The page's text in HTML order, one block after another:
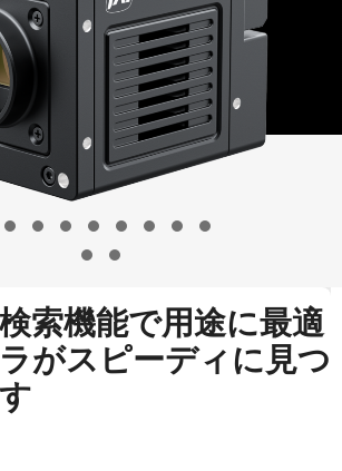
索機能で用途に最適
がスピーディに見つ